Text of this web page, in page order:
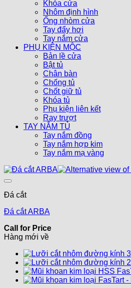
Khóa cửa
Nhôm định hình
Ống nhòm cửa
Tay đẩy hơi
Tay nắm cửa
PHỤ KIỆN MỘC
Bản lề cửa
Bật tủ
Chân bàn
Chống tủ
Chốt giữ tủ
Khóa tủ
Phụ kiện liên kết
Ray trượt
TAY NẮM TỦ
Tay nắm đồng
Tay nắm hợp kim
Tay nắm mạ vàng
Đá cắt
Đá cắt ARBA
Call for Price
Hàng mới về